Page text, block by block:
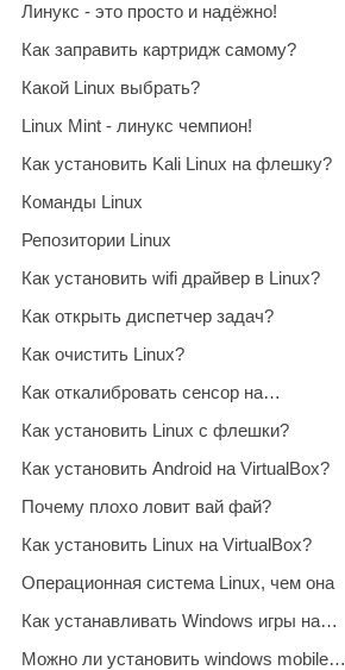
Линукс - это просто и надёжно!
Как заправить картридж самому?
Какой Linux выбрать?
Linux Mint - линукс чемпион!
Как установить Kali Linux на флешку?
Команды Linux
Репозитории Linux
Как установить wifi драйвер в Linux?
Как открыть диспетчер задач?
Как очистить Linux?
Как откалибровать сенсор на…
Как установить Linux с флешки?
Как установить Android на VirtualBox?
Почему плохо ловит вай фай?
Как установить Linux на VirtualBox?
Операционная система Linux, чем она
Как устанавливать Windows игры на…
Можно ли установить windows mobile…